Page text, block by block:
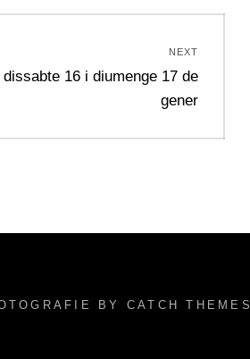
NEXT
16 i diumenge 17 de
gener
BY CATCH THEMES